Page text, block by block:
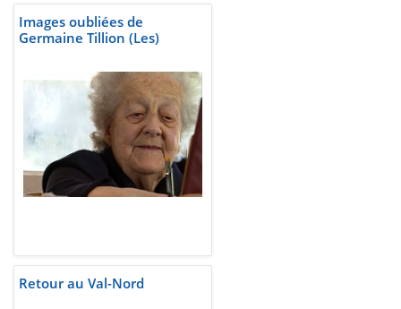
Images oubliées de
Germaine Tillion (Les)
Retour au Val-Nord